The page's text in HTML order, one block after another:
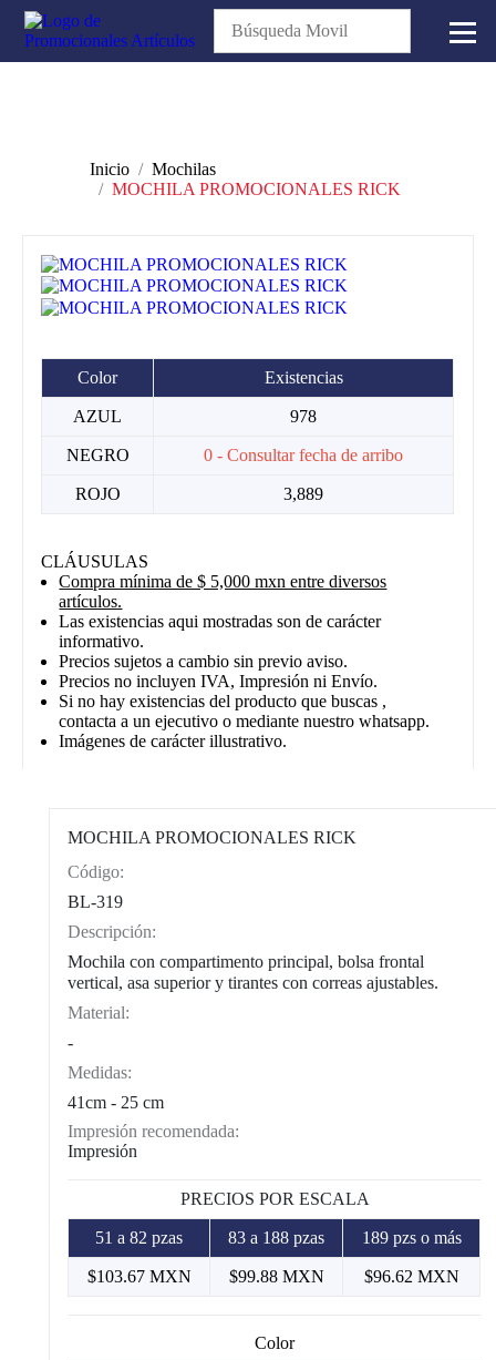
Inicio
Mochilas
MOCHILA PROMOCIONALES RICK
Color Existencias
AZUL 978
NEGRO 0 - Consultar fecha de arribo
ROJO 3,889
CLÁUSULAS
Compra mínima de $ 5,000 mxn entre diversos
artículos.
Las existencias aqui mostradas son de carácter
informativo.
Precios sujetos a cambio sin previo aviso.
Precios no incluyen IVA, Impresión ni Envío.
Si no hay existencias del producto que buscas ,
contacta a un ejecutivo o mediante nuestro whatsapp.
Imágenes de carácter illustrativo.
MOCHILA PROMOCIONALES RICK
Código:
BL-319
Descripción:
Mochila con compartimento principal, bolsa frontal
vertical, asa superior y tirantes con correas ajustables.
Material:
-
Medidas:
41cm - 25 cm
Impresión recomendada:
Impresión
PRECIOS POR ESCALA
51 a 82 pzas 83 a 188 pzas 189 pzs o más
$103.67 MXN $99.88 MXN $96.62 MXN
Color